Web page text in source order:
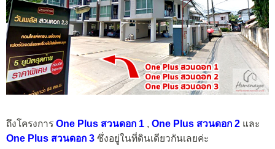
ถึงโครงการ One Plus สวนดอก 1 , One Plus สวนดอก 2 และ
One Plus สวนดอก 3 ซึ่งอยู่ในที่ดินเดียวกันเลยค่ะ